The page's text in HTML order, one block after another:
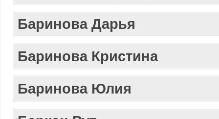
Баринова Дарья
Баринова Кристина
Баринова Юлия